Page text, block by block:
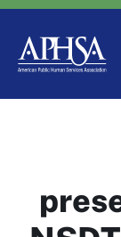
Saltar
contenido